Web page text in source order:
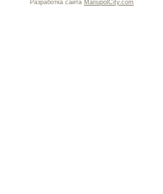
Разработка сайта MariupolCity.com